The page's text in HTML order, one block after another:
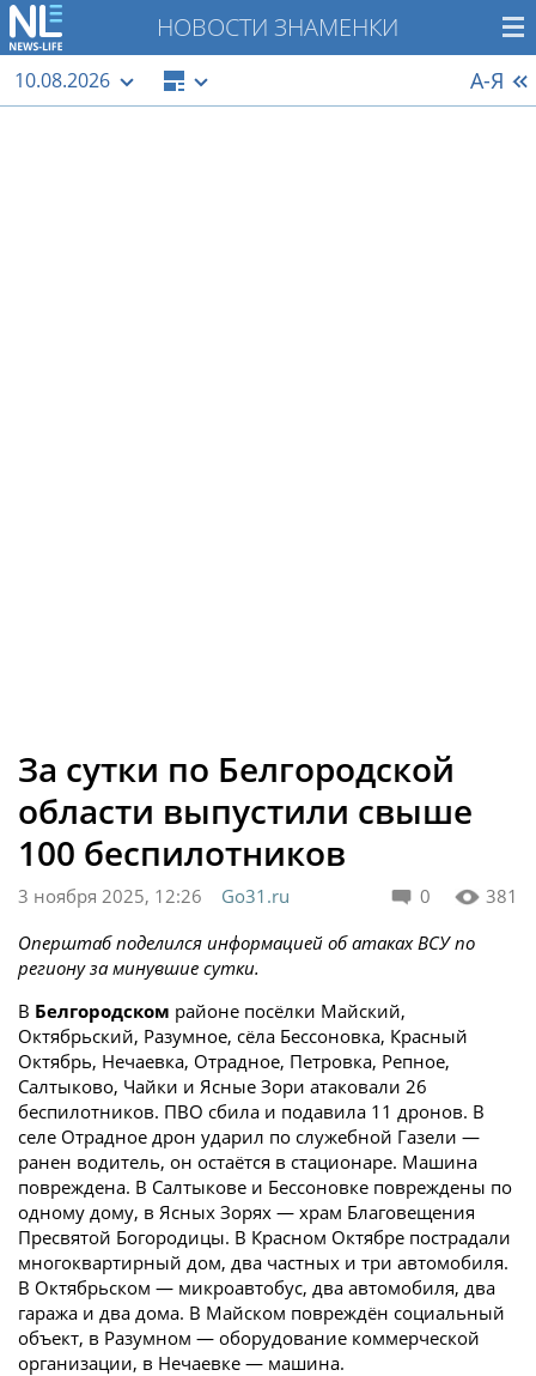
НОВОСТИ ЗНАМЕНКИ
10.08.2026 А-Я
За сутки по Белгородской
области выпустили свыше
100 беспилотников
0 381
3 ноября 2025, 12:26
Go31.ru
Оперштаб поделился информацией об атаках ВСУ по
региону за минувшие сутки.
В Белгородском районе посёлки Майский,
Октябрьский, Разумное, сёла Бессоновка, Красный
Октябрь, Нечаевка, Отрадное, Петровка, Репное,
Салтыково, Чайки и Ясные Зори атаковали 26
беспилотников. ПВО сбила и подавила 11 дронов. В
селе Отрадное дрон ударил по служебной Газели —
ранен водитель, он остаётся в стационаре. Машина
повреждена. В Салтыкове и Бессоновке повреждены по
одному дому, в Ясных Зорях — храм Благовещения
Пресвятой Богородицы. В Красном Октябре пострадали
многоквартирный дом, два частных и три автомобиля.
В Октябрьском — микроавтобус, два автомобиля, два
гаража и два дома. В Майском повреждён социальный
объект, в Разумном — оборудование коммерческой
организации, в Нечаевке — машина.